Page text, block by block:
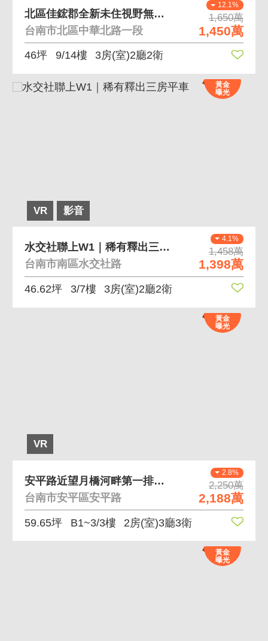
12.1%
1,650萬
1,450萬
北區佳鋐郡全新未住視野無敵景觀3房+平車
台南市北區中華北路一段
46坪 9/14樓 3房(室)2廳2衛
VR 影音
黃金
曝光
4.1%
1,458萬
1,398萬
水交社聯上W1｜稀有釋出三房平車
台南市南區水交社路
46.62坪 3/7樓 3房(室)2廳2衛
VR
黃金
曝光
2.8%
2,250萬
2,188萬
安平路近望月橋河畔第一排前後臨路金店面透天
台南市安平區安平路
59.65坪 B1~3/3樓 2房(室)3廳3衛
黃金
曝光